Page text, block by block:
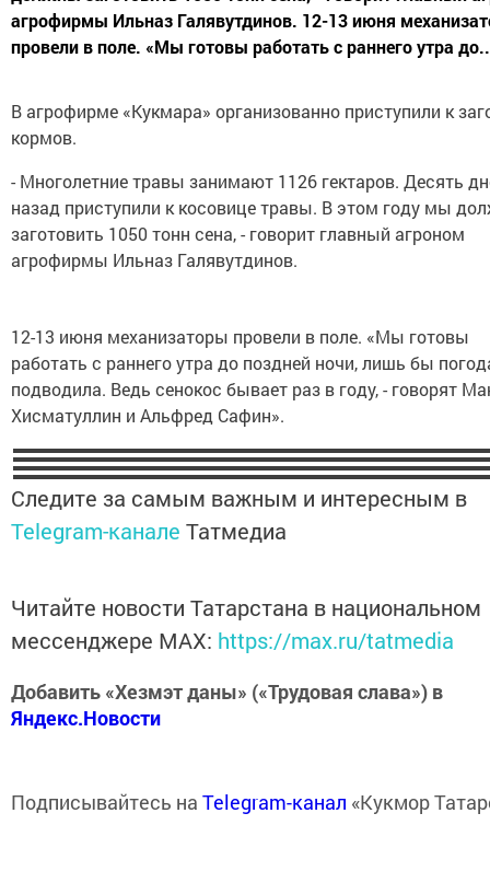
агрофирмы Ильназ Галявутдинов. 12-13 июня
провели в поле. «Мы готовы работать с раннего утра
В агрофирме «Кукмара» организованно приступили к
кормов.
- Многолетние травы занимают 1126 гектаров. Десять
назад приступили к косовице травы. В этом году мы
заготовить 1050 тонн сена, - говорит главный агроном
агрофирмы Ильназ Галявутдинов.
12-13 июня механизаторы провели в поле. «Мы готовы
работать с раннего утра до поздней ночи, лишь бы
подводила. Ведь сенокос бывает раз в году, - говорят
Хисматуллин и Альфред Сафин».
Следите за самым важным и интересным в
Telegram-канале Татмедиа
Читайте новости Татарстана в национальном
мессенджере MАХ: https://max.ru/tatmedia
Добавить «Хезмэт даны» («Трудовая слава») в
Яндекс.Новости
Подписывайтесь на Telegram-канал «Кукмор